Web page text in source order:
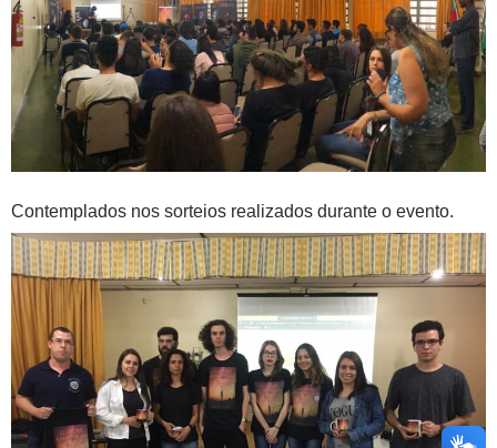
Contemplados nos sorteios realizados durante o evento.